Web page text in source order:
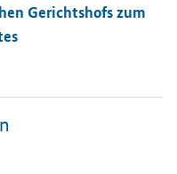
Gerichtshofs zum